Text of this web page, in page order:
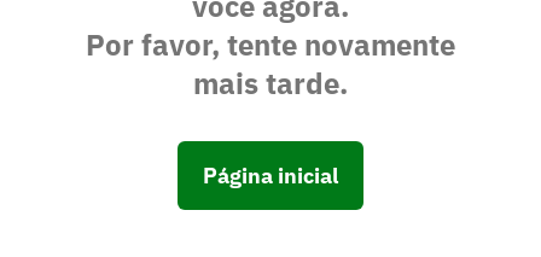
Por favor, tente novamente
mais tarde.
Página inicial